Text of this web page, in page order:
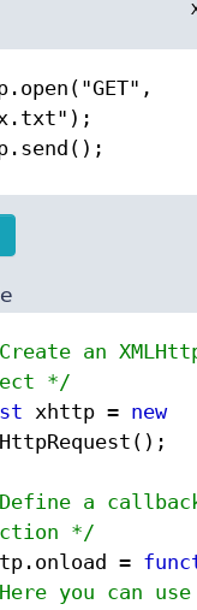
an
*/
xhttp = new
a
*/
onload =
you can